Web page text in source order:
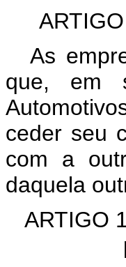
As
que, em
ceder seu
com a
daquela
ARTIGO